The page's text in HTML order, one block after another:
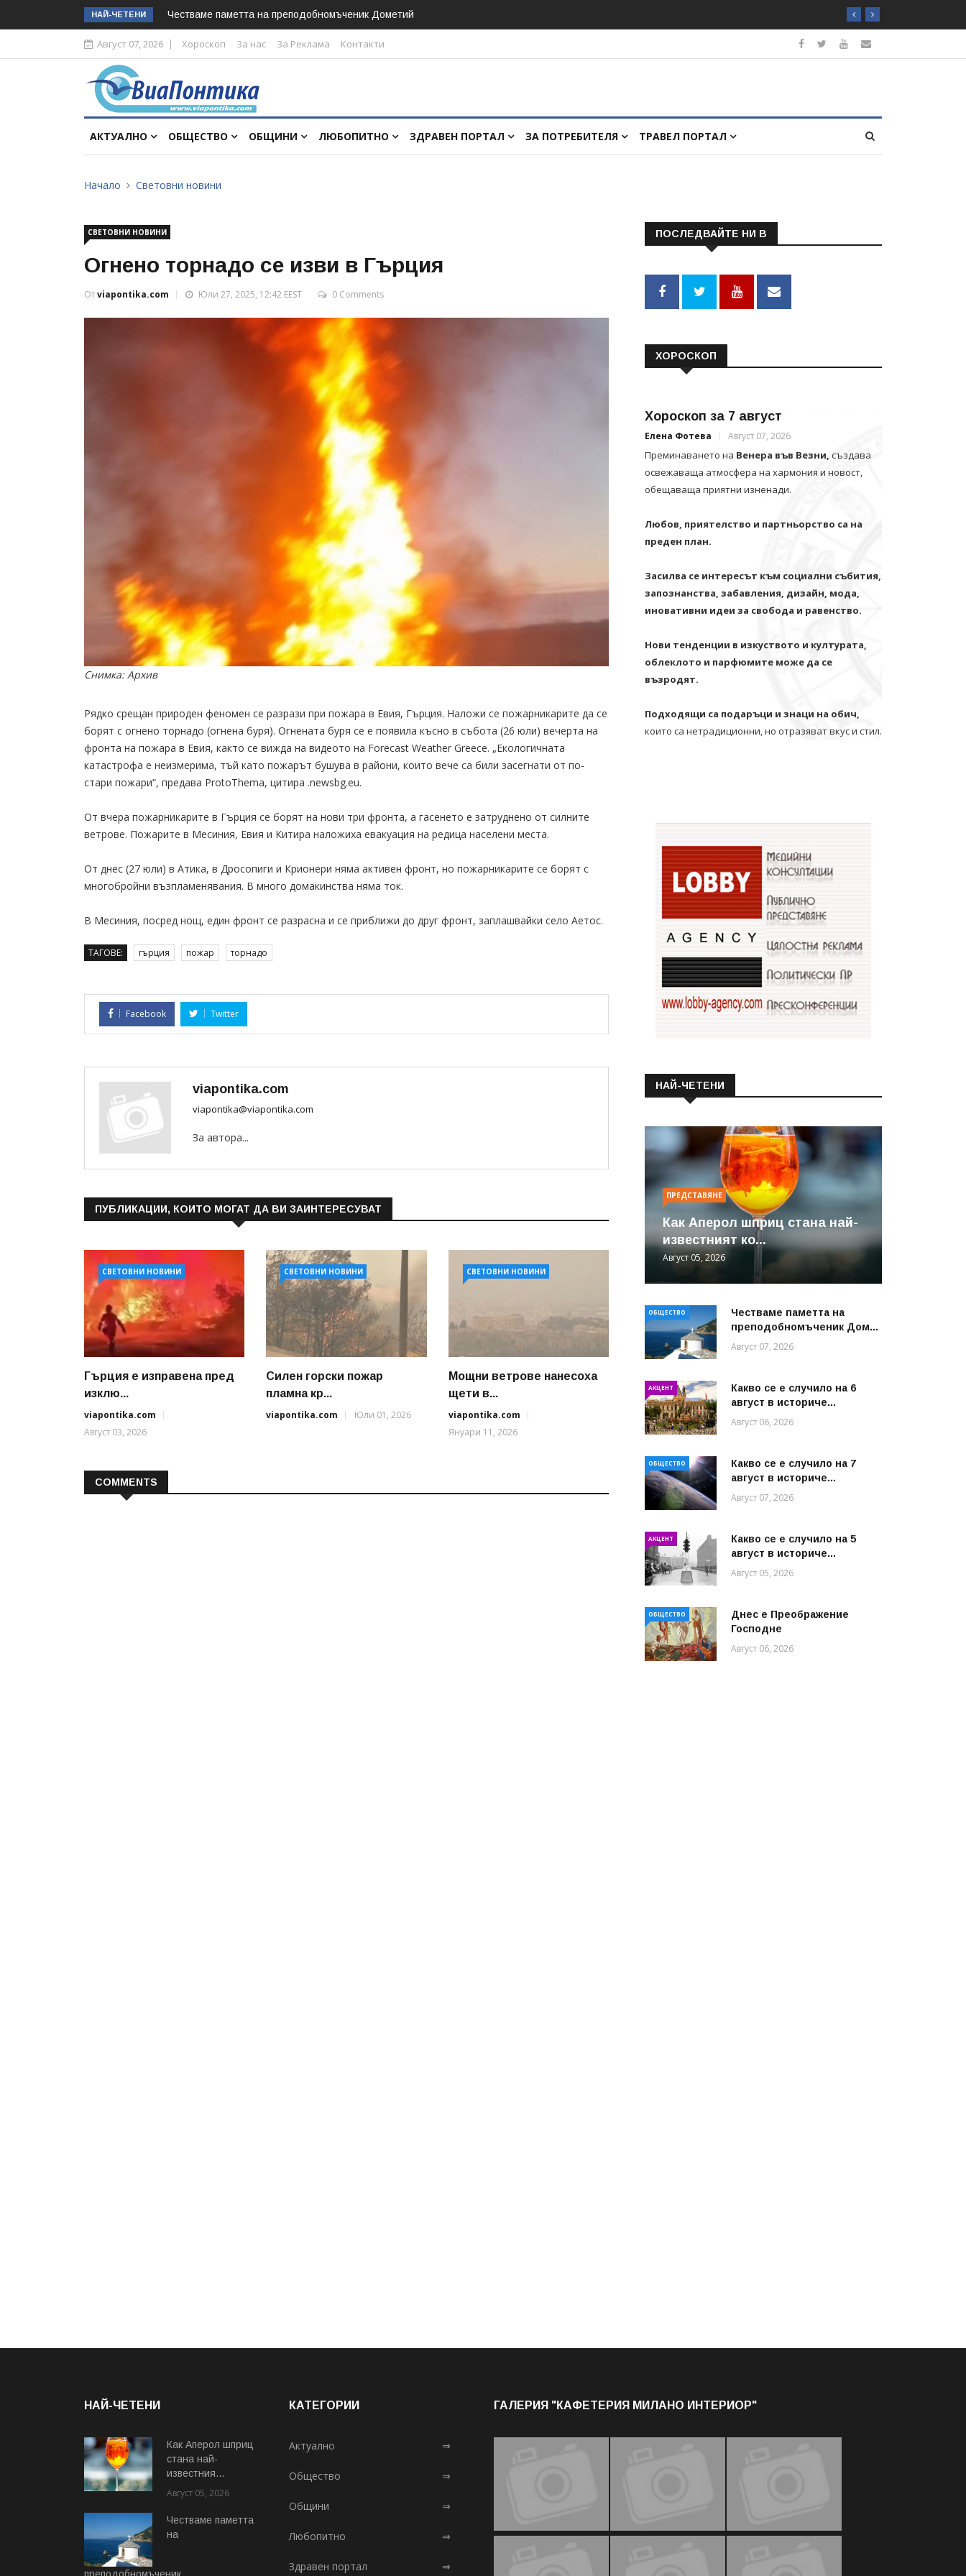
НАЙ-ЧЕТЕНИ Честваме паметта на преподобномъченик Дометий
Август 07, 2026 Хороскоп За нас За Реклама Контакти
АКТУАЛНО ОБЩЕСТВО ОБЩИНИ ЛЮБОПИТНО ЗДРАВЕН ПОРТАЛ ЗА ПОТРЕБИТЕЛЯ ТРАВЕЛ ПОРТАЛ
Начало Световни новини
СВЕТОВНИ НОВИНИ
Огнено торнадо се изви в Гърция
Отviapontika.com Юли 27, 2025, 12:42 EEST 0 Comments
Снимка: Архив
Рядко срещан природен феномен се разрази при пожара в Евия, Гърция. Наложи се пожарникарите да се
борят с огнено торнадо (огнена буря). Огнената буря се е появила късно в събота (26 юли) вечерта на
фронта на пожара в Евия, както се вижда на видеото на Forecast Weather Greece. „Екологичната
катастрофа е неизмерима, тъй като пожарът бушува в райони, които вече са били засегнати от по-
стари пожари“, предава ProtoThema, цитира .newsbg.eu.
От вчера пожарникарите в Гърция се борят на нови три фронта, а гасенето е затруднено от силните
ветрове. Пожарите в Месиния, Евия и Китира наложиха евакуация на редица населени места.
От днес (27 юли) в Атика, в Дросопиги и Крионери няма активен фронт, но пожарникарите се борят с
многобройни възпламенявания. В много домакинства няма ток.
В Месиния, посред нощ, един фронт се разрасна и се приближи до друг фронт, заплашвайки село Аетос.
ТАГОВЕ: гърция пожар торнадо
Facebook Twitter
viapontika.com
viapontika@viapontika.com
За автора...
ПУБЛИКАЦИИ, КОИТО МОГАТ ДА ВИ ЗАИНТЕРЕСУВАТ
СВЕТОВНИ НОВИНИ
Гърция е изправена пред
изклю...
viapontika.com
Август 03, 2026
СВЕТОВНИ НОВИНИ
Силен горски пожар
пламна кр...
viapontika.com
Юли 01, 2026
СВЕТОВНИ НОВИНИ
Мощни ветрове нанесоха
щети в...
viapontika.com
Януари 11, 2026
COMMENTS
ПОСЛЕДВАЙТЕ НИ В
ХОРОСКОП
Хороскоп за 7 август
Елена Фотева Август 07, 2026
Преминаването на Венера във Везни, създава
освежаваща атмосфера на хармония и новост,
обещаваща приятни изненади.
Любов, приятелство и партньорство са на
преден план.
Засилва се интересът към социални събития,
запознанства, забавления, дизайн, мода,
иновативни идеи за свобода и равенство.
Нови тенденции в изкуството и културата,
облеклото и парфюмите може да се
възродят.
Подходящи са подаръци и знаци на обич,
които са нетрадиционни, но отразяват вкус и стил.
НАЙ-ЧЕТЕНИ
ПРЕДСТАВЯНЕ
Как Аперол шприц стана най-
известният ко...
Август 05, 2026
ОБЩЕСТВО
Честваме паметта на
преподобномъченик Дом...
Август 07, 2026
АКЦЕНТ
Какво се е случило на 6
август в историче...
Август 06, 2026
ОБЩЕСТВО
Какво се е случило на 7
август в историче...
Август 07, 2026
АКЦЕНТ
Какво се е случило на 5
август в историче...
Август 05, 2026
ОБЩЕСТВО
Днес е Преображение
Господне
Август 06, 2026
НАЙ-ЧЕТЕНИ
Как Аперол шприц
стана най-
известния...
Август 05, 2026
Честваме паметта
на
преподобномъченик...
КАТЕГОРИИ
Актуално ⇒
Общество ⇒
Общини ⇒
Любопитно ⇒
Здравен портал ⇒
ГАЛЕРИЯ "КАФЕТЕРИЯ МИЛАНО ИНТЕРИОР"